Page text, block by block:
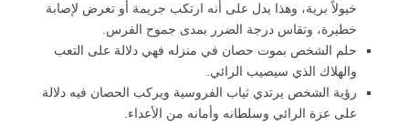
خيولاً برية، وهذا يدل على أنه ارتكب جريمة أو تعرض لإصابة
خطيرة، وتقاس درجة الضرر بمدى جموح الفرس.
حلم الشخص بموت حصان في منزله فهي دلالة على التعب
والهلاك الذي سيصيب الرائي.
رؤية الشخص يرتدي ثياب الفروسية ويركب الحصان فيه دلالة
على عزة الرائي وسلطانه وأمانه من الأعداء.